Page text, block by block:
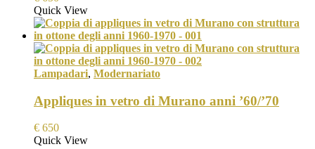
Quick View
Lampadari, Modernariato
Appliques in vetro di Murano anni ’60/’70
€ 650
Quick View